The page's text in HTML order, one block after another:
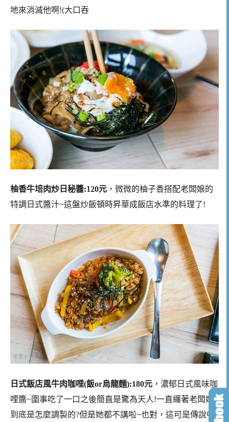
地來消滅他啊!(大口吞
柚香牛培肉炒日秘醬:120元 ，微微的柚子香搭配老闆娘的
特調日式醬汁~這盤炒飯頓時昇華成飯店水準的料理了!
日式飯店風牛肉咖哩(飯or烏龍麵):180元 ，濃郁日式風味咖
哩醬~圍事吃了一口之後簡直是驚為天人!一直纏著老闆娘
到底是怎麼調製的?但是她都不講啦~也對，這可是傳說中